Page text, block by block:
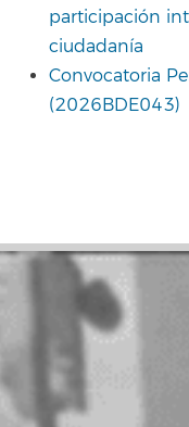
participación
ciudadanía
Convocatoria
(2026BDE043)